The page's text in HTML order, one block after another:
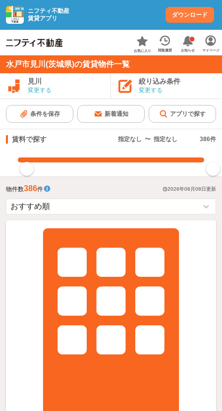
ニフティ不動産
賃貸アプリ
ダウンロード
お気に入り 閲覧履歴 お知らせ マイページ
水戸市見川(茨城県)の賃貸物件一覧
見川
変更する
絞り込み条件
変更する
条件を保存 新着通知 アプリで探す
賃料で探す 指定なし 〜 指定なし 386件
物件数386件 2026年08月08日更新